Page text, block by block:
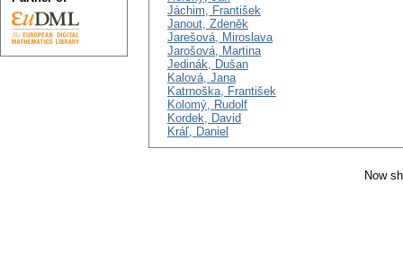
Jáchim, František
Janout, Zdeněk
Jarešová, Miroslava
Jarošová, Martina
Jedinák, Dušan
Kalová, Jana
Katrnoška, František
Kolomý, Rudolf
Kordek, David
Kráľ, Daniel
Now